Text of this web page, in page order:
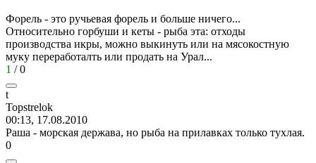
Форель - это ручьевая форель и больше ничего...
Относительно горбуши и кеты - рыба эта: отходы
производства икры, можно выкинуть или на мясокостную
муку переработалть или продать на Урал...
1 /0
t
Topstrelok
00:13, 17.08.2010
Раша - морская держава, но рыба на прилавках только тухлая.
0